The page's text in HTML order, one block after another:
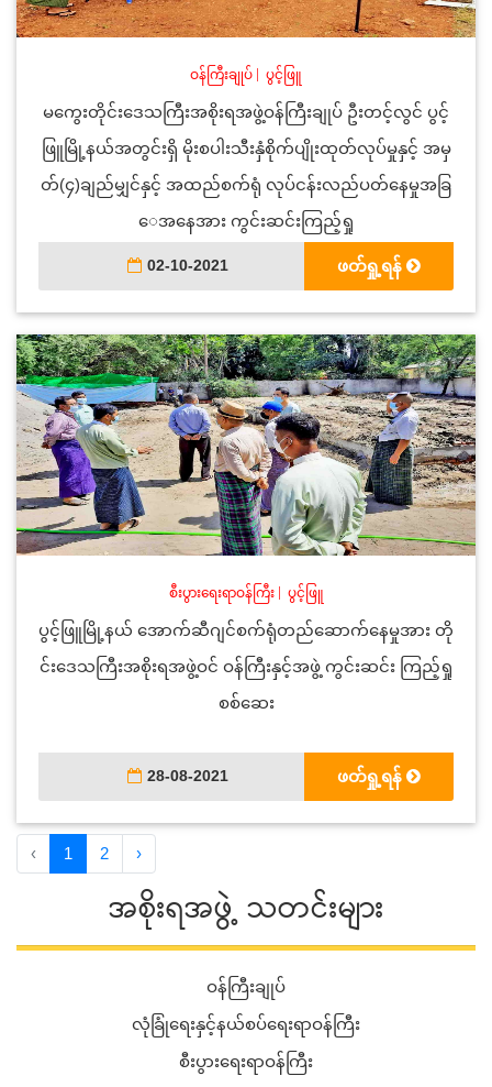
ဝန်ကြီးချုပ် ပွင့်ဖြူ
မကွေးတိုင်းဒေသကြီးအစိုးရအဖွဲ့ဝန်ကြီးချုပ် ဦးတင့်လွင် ပွင့်
ဖြူမြို့နယ်အတွင်းရှိ မိုးစပါးသီးနှံစိုက်ပျိုးထုတ်လုပ်မှုနှင့် အမှ
တ်(၄)ချည်မျှင်နှင့် အထည်စက်ရုံ လုပ်ငန်းလည်ပတ်နေမှုအခြ
ေအနေအား ကွင်းဆင်းကြည့်ရှု
02-10-2021 ဖတ်ရှု့ရန်
စီးပွားရေးရာဝန်ကြီး| ပွင့်ဖြူ
ပွင့်ဖြူမြို့နယ် အောက်ဆီဂျင်စက်ရုံတည်ဆောက်နေမှုအား တို
င်းဒေသကြီးအစိုးရအဖွဲ့ဝင် ဝန်ကြီးနှင့်အဖွဲ့ ကွင်းဆင်း ကြည့်ရှု
စစ်ဆေး
28-08-2021 ဖတ်ရှု့ရန်
‹ 1 2 ›
အစိုးရအဖွဲ့ သတင်းများ
ဝန်ကြီးချုပ်
လုံခြုံရေးနှင့်နယ်စပ်ရေးရာဝန်ကြီး
စီးပွားရေးရာဝန်ကြီး